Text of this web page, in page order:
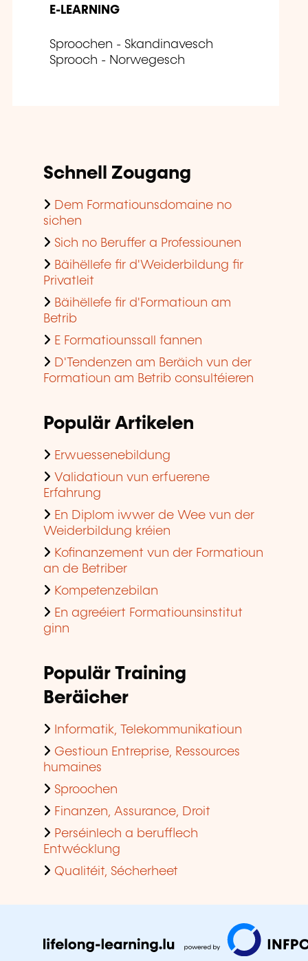
E-LEARNING
Sproochen - Skandinavesch
Sprooch - Norwegesch
Schnell Zougang
Dem Formatiounsdomaine no
sichen
Sich no Beruffer a Professiounen
Bäihëllefe fir d'Weiderbildung fir
Privatleit
Bäihëllefe fir d'Formatioun am
Betrib
E Formatiounssall fannen
D'Tendenzen am Beräich vun der
Formatioun am Betrib consultéieren
Populär Artikelen
Erwuessenebildung
Validatioun vun erfuerene
Erfahrung
En Diplom iwwer de Wee vun der
Weiderbildung kréien
Kofinanzement vun der Formatioun
an de Betriber
Kompetenzebilan
En agreéiert Formatiounsinstitut
ginn
Populär Training
Beräicher
Informatik, Telekommunikatioun
Gestioun Entreprise, Ressources
humaines
Sproochen
Finanzen, Assurance, Droit
Perséinlech a berufflech
Entwécklung
Qualitéit, Sécherheet